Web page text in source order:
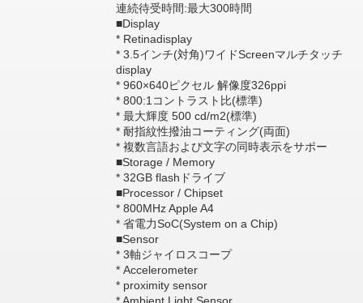
連続待受時間:最大300時間
■Display
* Retinadisplay
* 3.5インチ(対角)ワイドScreenマルチタッチ
display
* 960×640ピクセル 解像度326ppi
* 800:1コントラスト比(標準)
* 最大輝度 500 cd/m2(標準)
* 耐指紋性撥油コーティング(両面)
* 複数言語および文字の同時表示をサポー
■Storage / Memory
* 32GB flashドライブ
■Processor / Chipset
* 800MHz Apple A4
* 省電力SoC(System on a Chip)
■Sensor
* 3軸ジャイロスコープ
* Accelerometer
* proximity sensor